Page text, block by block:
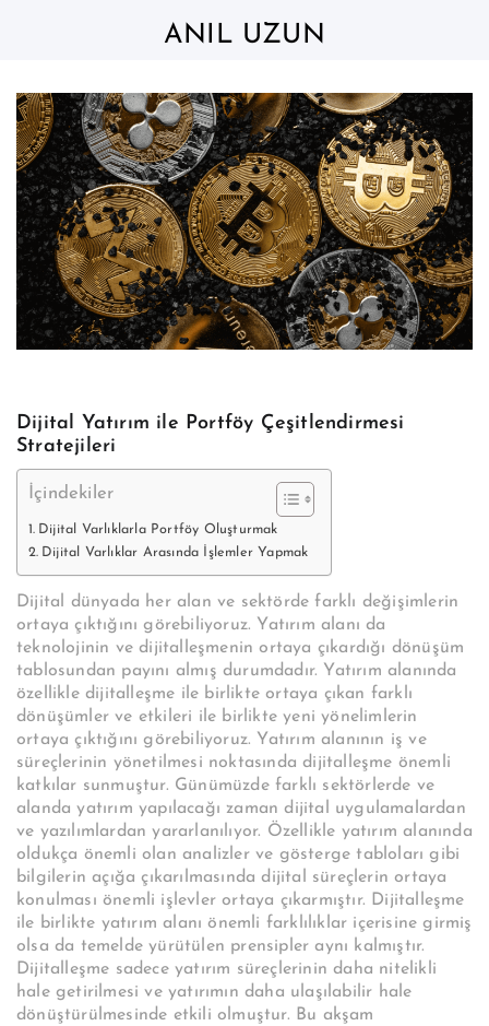
ANIL UZUN
Dijital Yatırım ile Portföy Çeşitlendirmesi
Stratejileri
İçindekiler
Dijital Varlıklarla Portföy Oluşturmak
Dijital Varlıklar Arasında İşlemler Yapmak
Dijital dünyada her alan ve sektörde farklı değişimlerin
ortaya çıktığını görebiliyoruz. Yatırım alanı da
teknolojinin ve dijitalleşmenin ortaya çıkardığı dönüşüm
tablosundan payını almış durumdadır. Yatırım alanında
özellikle dijitalleşme ile birlikte ortaya çıkan farklı
dönüşümler ve etkileri ile birlikte yeni yönelimlerin
ortaya çıktığını görebiliyoruz. Yatırım alanının iş ve
süreçlerinin yönetilmesi noktasında dijitalleşme önemli
katkılar sunmuştur. Günümüzde farklı sektörlerde ve
alanda yatırım yapılacağı zaman dijital uygulamalardan
ve yazılımlardan yararlanılıyor. Özellikle yatırım alanında
oldukça önemli olan analizler ve gösterge tabloları gibi
bilgilerin açığa çıkarılmasında dijital süreçlerin ortaya
konulması önemli işlevler ortaya çıkarmıştır. Dijitalleşme
ile birlikte yatırım alanı önemli farklılıklar içerisine girmiş
olsa da temelde yürütülen prensipler aynı kalmıştır.
Dijitalleşme sadece yatırım süreçlerinin daha nitelikli
hale getirilmesi ve yatırımın daha ulaşılabilir hale
dönüştürülmesinde etkili olmuştur. Bu akşam